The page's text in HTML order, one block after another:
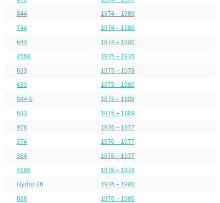
844
1974 – 1980
744
1974 – 1980
644
1974 – 1980
4568
1975 – 1976
633
1975 – 1978
433
1975 – 1980
844-S
1975 – 1989
533
1975 – 1989
976
1976 – 1977
374
1976 – 1977
364
1976 – 1977
4186
1976 – 1978
Hydro 86
1976 – 1980
686
1976 – 1980